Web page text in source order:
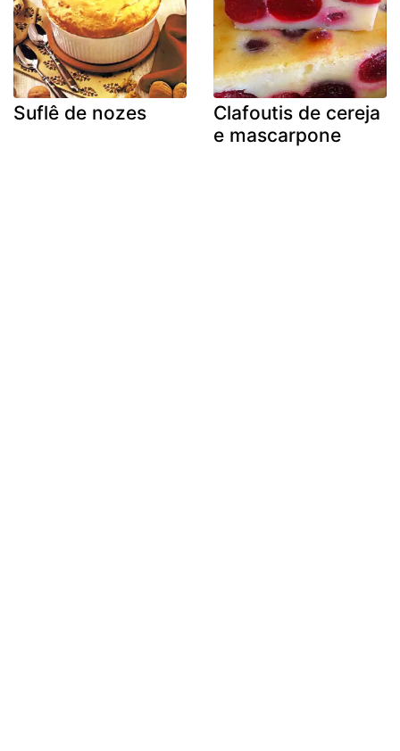
Suflê de nozes
Clafoutis de cereja
e mascarpone